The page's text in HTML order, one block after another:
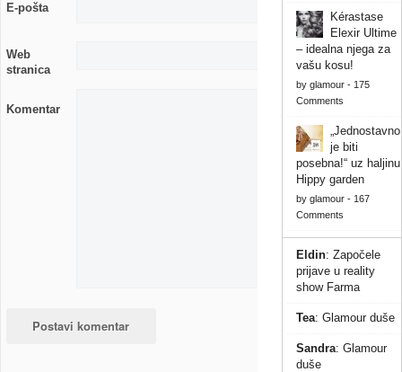
E-pošta
Web
stranica
Komentar
Kérastase
Elexir Ultime
– idealna njega za
vašu kosu!
by glamour- 175
Comments
„Jednostavno
je biti
posebna!“ uz haljinu
Hippy garden
by glamour- 167
Comments
Eldin: Započele
prijave u reality
show Farma
Tea: Glamour duše
Sandra: Glamour
duše